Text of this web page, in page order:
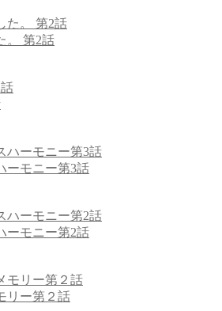
。 第2話
ーモニー第3話
ーモニー第2話
リー第２話